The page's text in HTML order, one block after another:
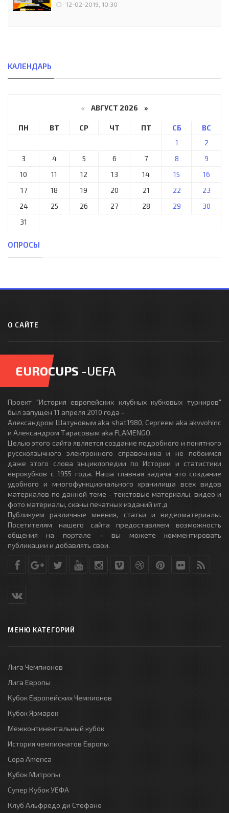
12-02-2019, 10:30
КАЛЕНДАРЬ
« АВГУСТ 2026 »
ПН ВТ СР ЧТ ПТ СБ
ВС
1
2
3
4 5 6 7 8
9
10
11 12 13 14 15
16
17
18 19 20 21 22
23
24
25 26 27 28 29
30
31
ОПРОСЫ
О САЙТЕ
EUROCUPS -UEFA
Проект "История европейских клубных кубковых турниров"
был запущен 11 апреля 2010 года -
Александром Шатуновым aka shat1980, Сергеем aka akvvohinc
и Александром Тарасовым aka FLAMENGO.
Целью этого сайта является создание подробного и понятного
русскоязычного электронного справочника и не побоимся
даже этого слова энциклопедии по Истории и статистики
еврокубков с 1955 года. Наша главная задача это создание
удобного и многофункционального хранилища всех видов
материалов по данной теме - текстовые материалы, видео и
фото материалы, сканы печатных изданий ит.д
Публикуем различные мнения, статьи и видеоматериалы.
Посетителям нашего сайта предоставляем возможность
общения на портале – вы можете комментировать
публикации и добавлять свои.
МЕНЮ КАТЕГОРИЙ
Лига Чемпионов
Лига Европы
Кубок Европейских Чемпионов
Кубок Ярмарок
Межконтинентальный кубок
История чемпионатов Европы
Copa America
Кубок Митропы
Супер Кубок УЕФА
Клуб Альфредо ди Стефано